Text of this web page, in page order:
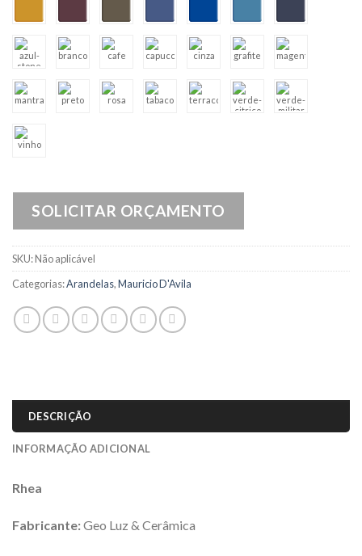
SOLICITAR ORÇAMENTO
SKU:Não aplicável
Categorias:Arandelas,Mauricio D'Avila
DESCRIÇÃO
INFORMAÇÃO ADICIONAL
Rhea
Fabricante:Geo Luz & Cerâmica